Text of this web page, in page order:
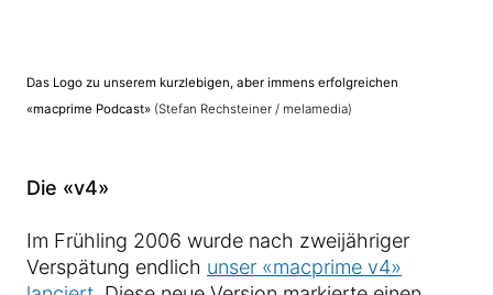
Das Logo zu unserem kurzlebigen, aber immens erfolgreichen
«macprime Podcast» (Stefan Rechsteiner / melamedia)
Die «v4»
Im Frühling 2006 wurde nach zweijähriger
Verspätung endlich unser «macprime v4»